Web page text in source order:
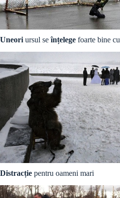
Uneori ursul seînțelege foarte bine cu
Distracție pentru oameni mari